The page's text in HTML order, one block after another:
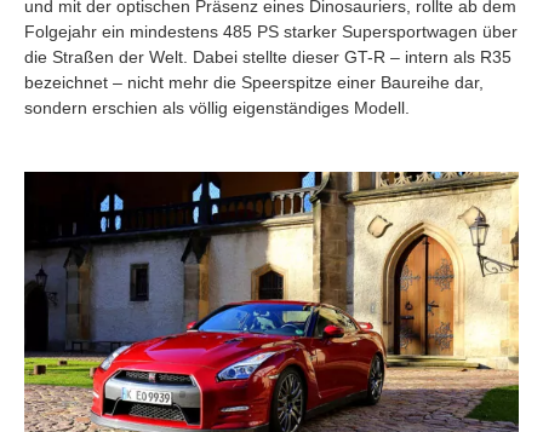
und mit der optischen Präsenz eines Dinosauriers, rollte ab dem
Folgejahr ein mindestens 485 PS starker Supersportwagen über
die Straßen der Welt. Dabei stellte dieser GT-R – intern als R35
bezeichnet – nicht mehr die Speerspitze einer Baureihe dar,
sondern erschien als völlig eigenständiges Modell.